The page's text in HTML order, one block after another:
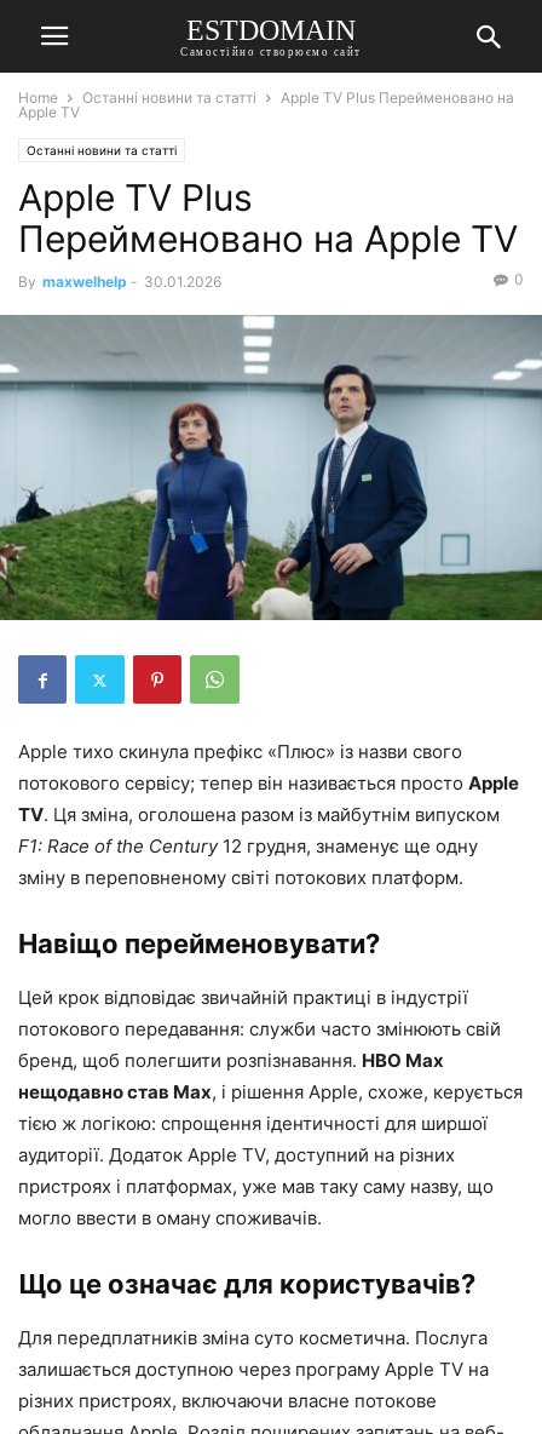
ESTDOMAIN
Самостійно створюємо сайт
Home Останні новини та статті
Apple TV Plus Перейменовано на
Apple TV
Останні новини та статті
Apple TV Plus
Перейменовано на Apple TV
By maxwelhelp - 30.01.2026 0
Apple тихо скинула префікс «Плюс» із назви свого
потокового сервісу; тепер він називається просто Apple
TV. Ця зміна, оголошена разом із майбутнім випуском
F1: Race of the Century12 грудня, знаменує ще одну
зміну в переповненому світі потокових платформ.
Навіщо перейменовувати?
Цей крок відповідає звичайній практиці в індустрії
потокового передавання: служби часто змінюють свій
бренд, щоб полегшити розпізнавання. HBO Max
нещодавно став Max, і рішення Apple, схоже, керується
тією ж логікою: спрощення ідентичності для ширшої
аудиторії. Додаток Apple TV, доступний на різних
пристроях і платформах, уже мав таку саму назву, що
могло ввести в оману споживачів.
Що це означає для користувачів?
Для передплатників зміна суто косметична. Послуга
залишається доступною через програму Apple TV на
різних пристроях, включаючи власне потокове